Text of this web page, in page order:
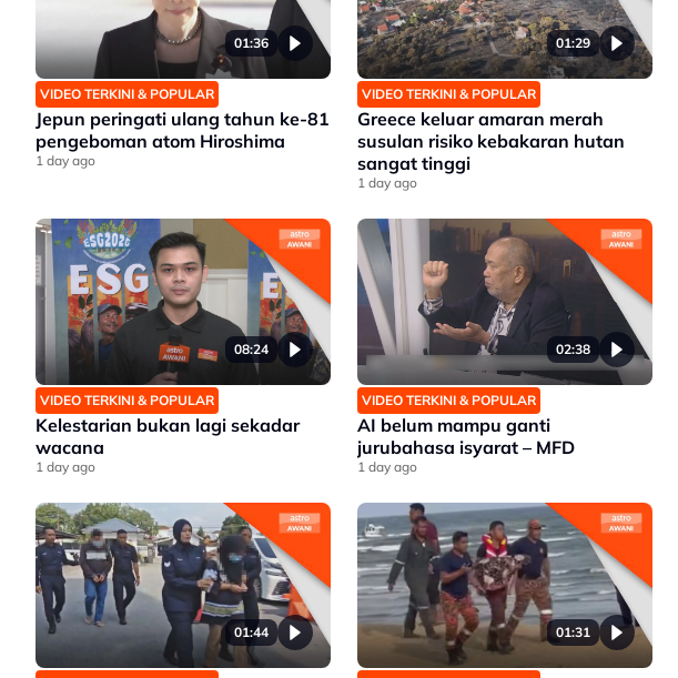
01:36
VIDEO TERKINI & POPULAR
Jepun peringati ulang tahun ke-81
pengeboman atom Hiroshima
1 day ago
01:29
VIDEO TERKINI & POPULAR
Greece keluar amaran merah
susulan risiko kebakaran hutan
sangat tinggi
1 day ago
08:24
VIDEO TERKINI & POPULAR
Kelestarian bukan lagi sekadar
wacana
1 day ago
02:38
VIDEO TERKINI & POPULAR
AI belum mampu ganti
jurubahasa isyarat – MFD
1 day ago
01:44 01:31